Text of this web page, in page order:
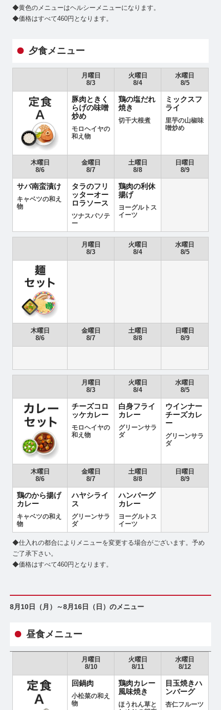
◆黄色のメニューはヘルシーメニューになります。
◆価格はすべて460円となります。
夕食メニュー
月曜日
8/3
火曜日
8/4
水曜日
8/5
豚肉ときく
らげの味噌
炒め
モロヘイヤの
和え物
鶏の塩だれ
焼き
切干大根煮
ミックスフ
ライ
里芋の山椒味
噌炒め
木曜日
8/6
金曜日
8/7
土曜日
8/8
日曜日
8/9
サバ南蛮漬け
キャベツの和え
物
タラのフリ
ッターオー
ロラソース
ツナスパソテ
ー
鶏肉の利休
揚げ
ヨーグルトス
イーツ
月曜日
8/3
火曜日
8/4
水曜日
8/5
木曜日
8/6
金曜日
8/7
土曜日
8/8
日曜日
8/9
月曜日
8/3
火曜日
8/4
水曜日
8/5
チーズコロ
ッケカレー
モロヘイヤの
和え物
白身フライ
カレー
グリーンサラ
ダ
ウインナー
チーズカレ
ー
グリーンサラ
ダ
木曜日
8/6
金曜日
8/7
土曜日
8/8
日曜日
8/9
鶏のから揚げ
カレー
キャベツの和え
物
ハヤシライ
ス
グリーンサラ
ダ
ハンバーグ
カレー
ヨーグルトス
イーツ
◆仕入れの都合によりメニューを変更する場合がございます。予め
ご了承下さい。
◆価格はすべて460円となります。
8月10日（月）～8月16日（日）のメニュー
昼食メニュー
月曜日
8/10
火曜日
8/11
水曜日
8/12
回鍋肉
小松菜の和え
物
鶏肉カレー
風味焼き
ほうれん草と
目玉焼きハ
ンバーグ
杏仁フルーツ